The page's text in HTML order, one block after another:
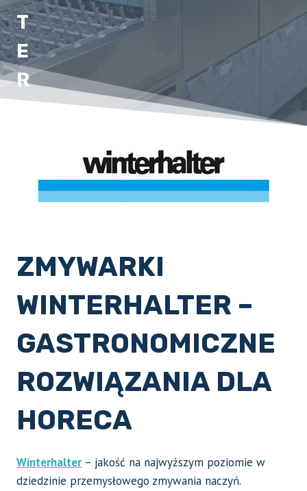
T
E
R
ZMYWARKI
WINTERHALTER –
GASTRONOMICZNE
ROZWIĄZANIA DLA
HORECA
Winterhalter – jakość na najwyższym poziomie w
dziedzinie przemysłowego zmywania naczyń.